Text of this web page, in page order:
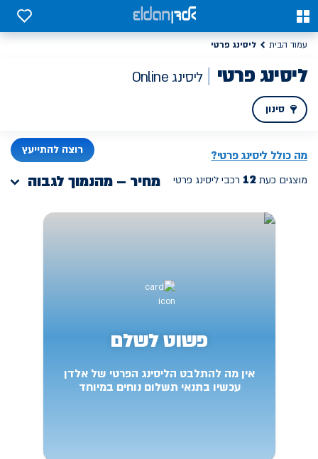
0
0
עמוד הבית ליסינג פרטי
ליסינג פרטי ליסינג Online
סינון
מה כולל ליסינג פרטי? רוצה להתייעץ
מוצגים כעת רכבי ליסינג פרטי מחיר – מהנמוך לגבוה
פשוט לשלם
אין מה להתלבט הליסינג הפרטי של אלדן
עכשיו בתנאי תשלום נוחים במיוחד